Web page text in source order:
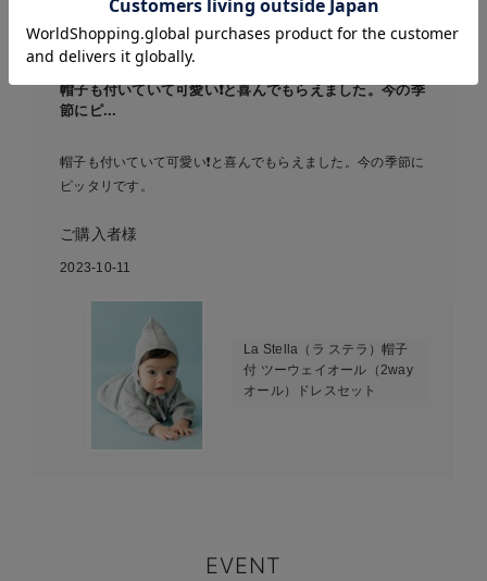
帽子も付いていて可愛い❗️と喜んでもらえました。今の季
節にピ...
帽子も付いていて可愛い❗️と喜んでもらえました。今の季節に
ピッタリです。
ご購入者様
2023-10-11
La Stella（ラ ステラ）帽子
付 ツーウェイオール（2way
オール）ドレスセット
EVENT